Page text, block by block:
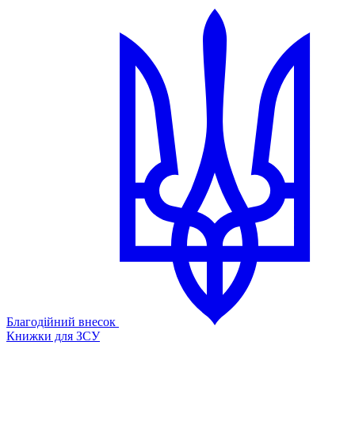
Благодійний внесок
Книжки для ЗСУ